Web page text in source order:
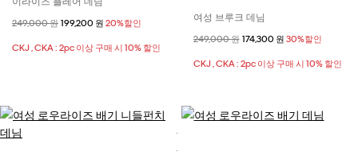
할인 전 가격
249,000 원 할인된 가격
199,200 원 20%할인
CKJ , CKA : 2pc 이상 구매 시 10% 할인
여성 브루크 데님
할인 전 가격
249,000 원할인된 가격
174,300 원 30%할인
CKJ , CKA : 2pc 이상 구매 시 10% 할인